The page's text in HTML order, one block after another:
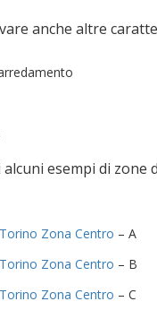
anche altre
esempi di zone
Zona Centro – A
Zona Centro – B
Zona Centro – C